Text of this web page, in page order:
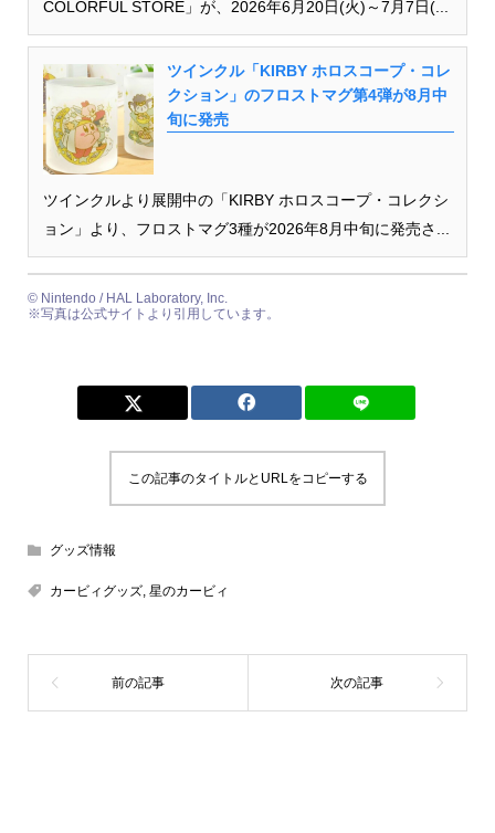
COLORFUL STORE」が、2026年6月20日(火)～7月7日(...
ツインクル「KIRBY ホロスコープ・コレ
クション」のフロストマグ第4弾が8月中
旬に発売
ツインクルより展開中の「KIRBY ホロスコープ・コレクシ
ョン」より、フロストマグ3種が2026年8月中旬に発売さ...
© Nintendo / HAL Laboratory, Inc.
※写真は公式サイトより引用しています。
この記事のタイトルとURLをコピーする
グッズ情報
カービィグッズ, 星のカービィ